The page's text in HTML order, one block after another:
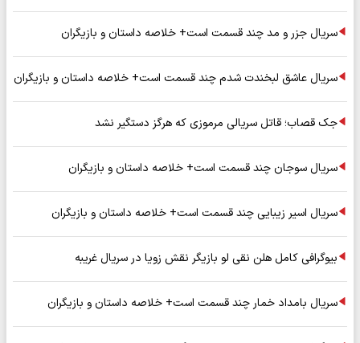
سریال جزر و مد چند قسمت است+ خلاصه داستان و بازیگران
سریال عاشق لبخندت شدم چند قسمت است+ خلاصه داستان و بازیگران
جک قصاب؛ قاتل سریالی مرموزی که هرگز دستگیر نشد
سریال سوجان چند قسمت است+ خلاصه داستان و بازیگران
سریال اسیر زیبایی چند قسمت است+ خلاصه داستان و بازیگران
بیوگرافی کامل هلن نقی لو بازیگر نقش زویا در سریال غریبه
سریال بامداد خمار چند قسمت است+ خلاصه داستان و بازیگران